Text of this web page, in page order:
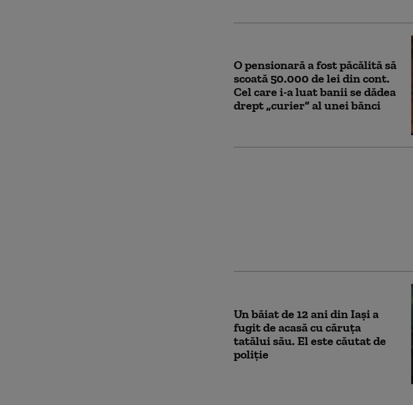
O pensionară a fost păcălită să
scoată 50.000 de lei din cont.
Cel care i-a luat banii se dădea
drept „curier” al unei bănci
Un băiat de 12 ani din Iași a
fugit de acasă cu căruţa
tatălui său. El este căutat de
poliție